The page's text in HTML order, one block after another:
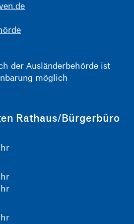
der Ausländerbehörde ist
möglich
Rathaus/Bürgerbüro